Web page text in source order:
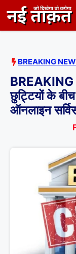
to
content
BREAKING
छुट्टियों के
ऑनलाइन